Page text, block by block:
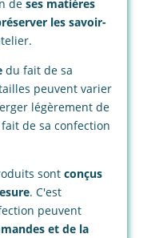
de ses matières
les savoir-
du fait de sa
peuvent varier
légèrement de
de sa confection
sont conçus
. C'est
peuvent
et de la